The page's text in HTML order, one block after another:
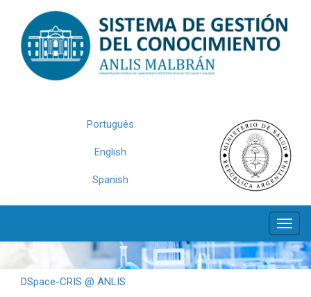
navigation
Português
English
Spanish
DSpace-CRIS @ ANLIS